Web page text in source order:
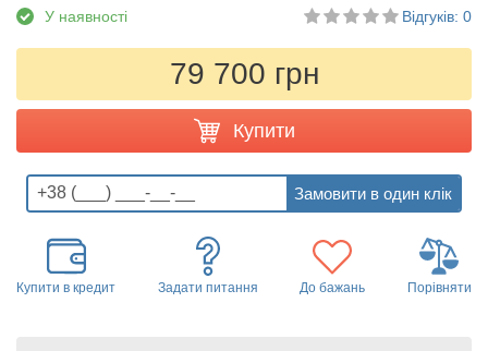
У наявності Відгуків: 0
79 700 грн
Купити
Купити в кредит Задати питання До бажань Порівняти